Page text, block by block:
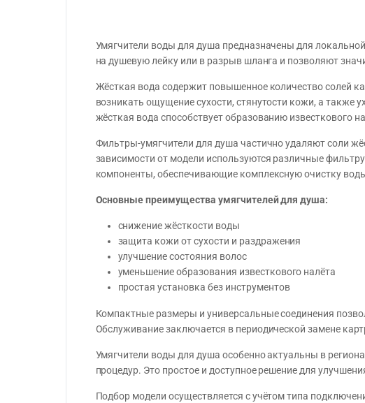
Умягчители воды для душа предназначены для
на душевую лейку или в разрыв шланга и позволяют
Жёсткая вода содержит повышенное количество солей
возникать ощущение сухости, стянутости кожи, а также
жёсткая вода способствует образованию известкового
Фильтры-умягчители для душа частично удаляют соли
зависимости от модели используются различные
компоненты, обеспечивающие комплексную очистку
Основные преимущества умягчителей для душа:
снижение жёсткости воды
защита кожи от сухости и раздражения
улучшение состояния волос
уменьшение образования известкового налёта
простая установка без инструментов
Компактные размеры и универсальные соединения
Обслуживание заключается в периодической замене
Умягчители воды для душа особенно актуальны в
процедур. Это простое и доступное решение для
Подбор модели осуществляется с учётом типа